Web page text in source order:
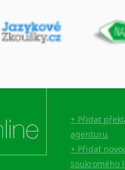
+ Přidat
agenturu
+ Přidat
soukromého